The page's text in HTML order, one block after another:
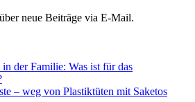
neue Beiträge via E-Mail.
der Familie: Was ist für das
– weg von Plastiktüten mit Saketos